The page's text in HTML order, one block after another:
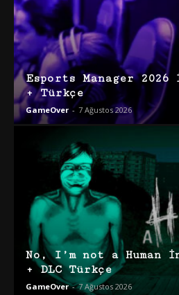
Esports Manager
+ Türkçe
GameOver - 7 Ağustos 2026
No, I’m not a Human
+ DLC Türkçe
GameOver - 7 Ağustos 2026